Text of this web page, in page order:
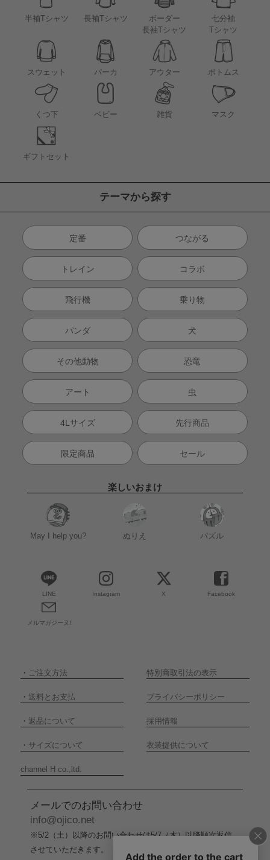
半袖Tシャツ 長袖Tシャツ
ボーダー
長袖Tシャツ
七分袖
Tシャツ
スウェット パーカ アウター ボトムス
くつ下 ベビー 雑貨 マスク
ギフトセット
テーマから探す
定番 つながる
トレイン コラボ
飛行機 乗り物
パンダ 犬
その他動物 恐竜
アート 虫
4Lサイズ 先行商品
限定商品 セール
楽しいおまけ
May I help you? ぬりえ パズル
LINE Instagram X Facebook
メルマガジーヌ!
・ ご注文方法 特別商取引法の表示
・ 送料とお支払 プライバシーポリシー
・ 返品について 採用情報
・ サイズについて 衣装提供について
channel H co.,ltd.
メールでのお問い合わせ
info@ojico.net
※5/2（土）以降のお問い合わせは5/7（木）以降順次返信
させていただきます。